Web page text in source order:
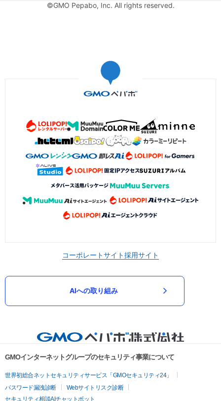
©GMO Pepabo, Inc. All rights reserved.
コーポレートサイト採用サイト
AIへの取り組み
GMOインターネットグループのセキュリティ事業について
世界初総合ネットセキュリティサービス「GMOセキュリティ24」
パスワード漏洩診断
Webサイトリスク診断
セキュリティ相談AIチャットボット